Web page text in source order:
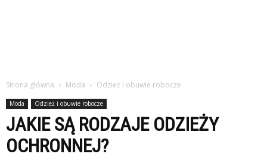
Strona główna Moda Odzież i obuwie robocze
Moda Odzież i obuwie robocze
JAKIE SĄ RODZAJE ODZIEŻY
OCHRONNEJ?